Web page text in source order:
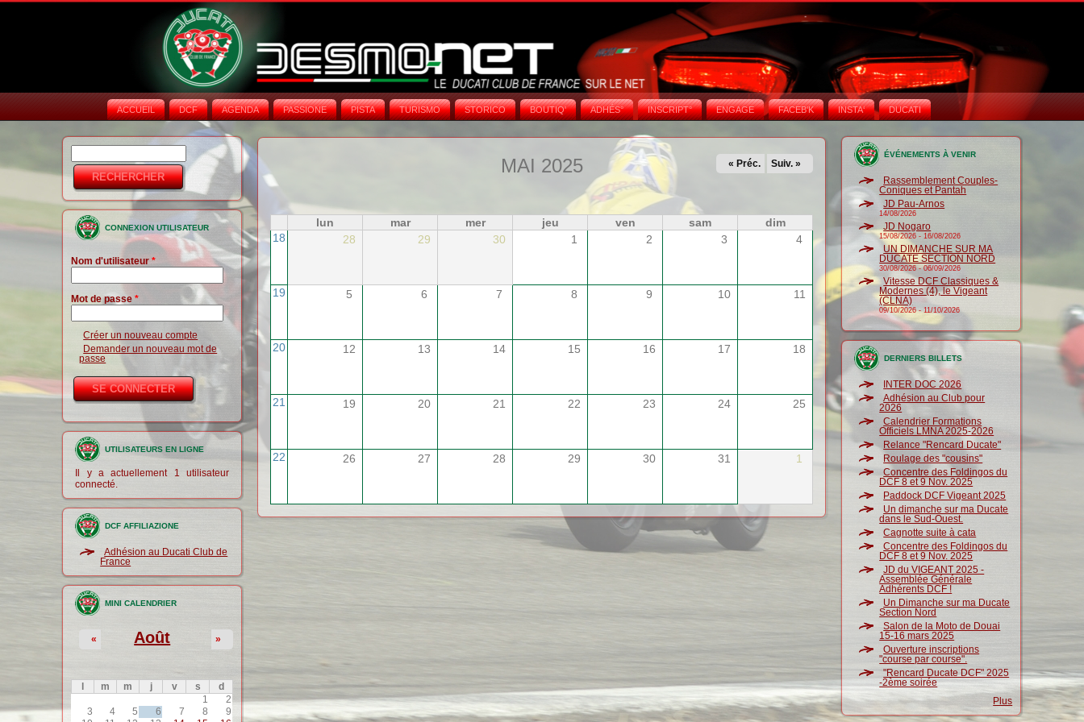
ACCUEIL DCF AGENDA PASSIONE PISTA TURISMO STORICO BOUTIQ' ADHÉS° INSCRIPT° ENGAGE FACEB'K INSTA‘ DUCATI
Formulaire de
recherche
CONNEXION UTILISATEUR
Nom d'utilisateur*
Mot de passe*
Créer un nouveau compte
Demander un nouveau mot de
passe
UTILISATEURS EN LIGNE
Il y a actuellement 1 utilisateur
connecté.
DCF AFFILIAZIONE
Adhésion au Ducati Club de
France
MINI CALENDRIER
Août
« »
m m j v s
d
1
2
3
4 5 6 7 8
9
MAI 2025 « Préc. Suiv. »
lun mar mer jeu ven sam
dim
18
28 29 30 1 2 3 4
19 5 6 7 8 9 10 11
20 12 13 14 15 16 17 18
21 19 20 21 22 23 24 25
22 26 27 28 29 30 31 1
ÉVÉNEMENTS À VENIR
Rassemblement Couples-
Coniques et Pantah
JD Pau-Arnos
14/08/2026
JD Nogaro
15/08/2026 -16/08/2026
UN DIMANCHE SUR MA
DUCATE SECTION NORD
30/08/2026-06/09/2026
Vitesse DCF Classiques &
Modernes (4), le Vigeant
(CLNA)
09/10/2026-11/10/2026
DERNIERS BILLETS
INTER DOC 2026
Adhésion au Club pour
2026
Calendrier Formations
Officiels LMNA 2025-2026
Relance "Rencard Ducate"
Roulage des "cousins"
Concentre des Foldingos du
DCF 8 et 9 Nov. 2025
Paddock DCF Vigeant 2025
Un dimanche sur ma Ducate
dans le Sud-Ouest.
Cagnotte suite à cata
Concentre des Foldingos du
DCF 8 et 9 Nov. 2025
JD du VIGEANT 2025 -
Assemblée Générale
Adhérents DCF !
Un Dimanche sur ma Ducate
Section Nord
Salon de la Moto de Douai
15-16 mars 2025
Ouverture inscriptions
"course par course".
"Rencard Ducate DCF" 2025
-2ème soirée
Plus